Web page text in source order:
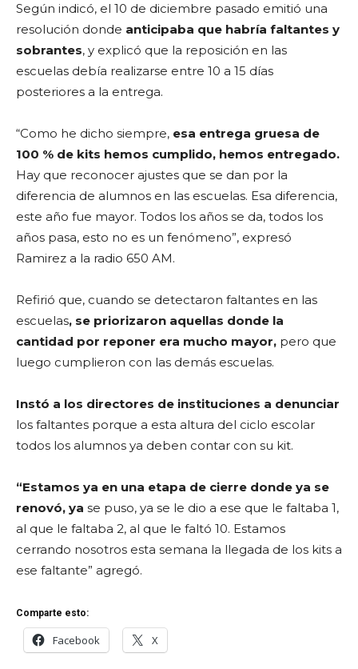
Según indicó, el 10 de diciembre pasado emitió una
resolución donde anticipaba que habría faltantes y
sobrantes, y explicó que la reposición en las
escuelas debía realizarse entre 10 a 15 días
posteriores a la entrega.
“Como he dicho siempre, esa entrega gruesa de
100 % de kits hemos cumplido, hemos entregado.
Hay que reconocer ajustes que se dan por la
diferencia de alumnos en las escuelas. Esa diferencia,
este año fue mayor. Todos los años se da, todos los
años pasa, esto no es un fenómeno”, expresó
Ramirez a la radio 650 AM.
Refirió que, cuando se detectaron faltantes en las
escuelas, se priorizaron aquellas donde la
cantidad por reponer era mucho mayor, pero que
luego cumplieron con las demás escuelas.
Instó a los directores de instituciones a denunciar
los faltantes porque a esta altura del ciclo escolar
todos los alumnos ya deben contar con su kit.
“Estamos ya en una etapa de cierre donde ya se
renovó, ya se puso, ya se le dio a ese que le faltaba 1,
al que le faltaba 2, al que le faltó 10. Estamos
cerrando nosotros esta semana la llegada de los kits a
ese faltante” agregó.
Comparte esto:
Facebook X